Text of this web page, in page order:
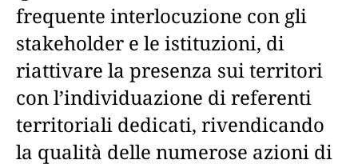
frequente interlocuzione con gli
stakeholder e le istituzioni, di
riattivare la presenza sui territori
con l’individuazione di referenti
territoriali dedicati, rivendicando
la qualità delle numerose azioni di